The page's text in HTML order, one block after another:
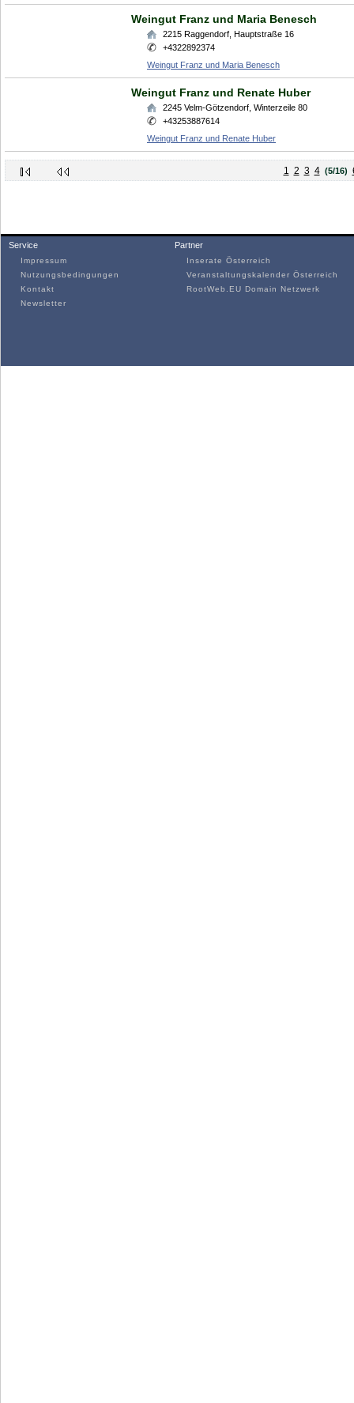
Weingut Franz und Maria Benesch
2215 Raggendorf Hauptstraße 16
+4322892374
Weingut Franz und Maria Benesch
Weingut Franz und Renate Huber
2245 Velm-Götzendorf Winterzeile 80
+43253887614
Weingut Franz und Renate Huber
1 2 3 4 (5/16)
Service
Impressum
Nutzungsbedingungen
Kontakt
Newsletter
Partner
Inserate Österreich
Veranstaltungskalender Österreich
RootWeb.EU Domain Netzwerk